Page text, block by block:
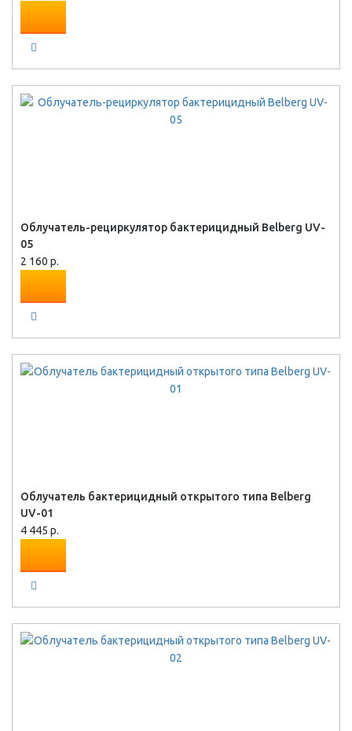
Облучатель-рециркулятор бактерицидный Belberg UV-
05
2 160 р.
Облучатель бактерицидный открытого типа Belberg
UV-01
4 445 р.